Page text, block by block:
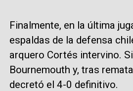
Finalmente, en la última
espaldas de la defensa
arquero Cortés intervino.
Bournemouth y, tras
decretó el 4-0 definitivo.